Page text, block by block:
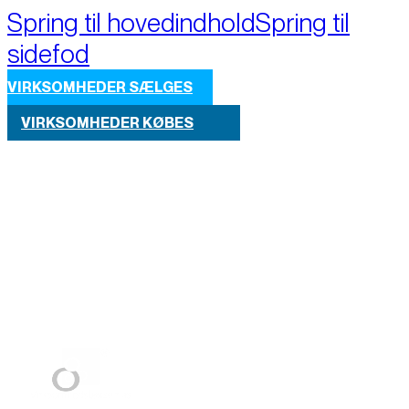
Spring til hovedindholdSpring til
sidefod
VIRKSOMHEDER SÆLGES
VIRKSOMHEDER KØBES